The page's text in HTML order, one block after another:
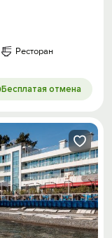
Ресторан
Бесплатая отмена